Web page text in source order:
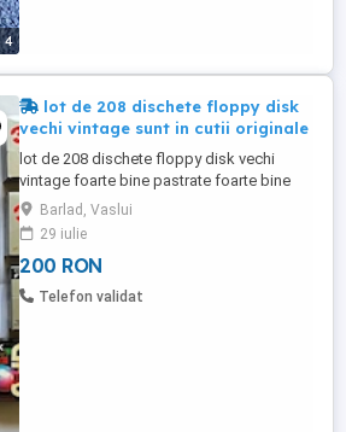
4
lot de 208 dischete floppy disk
vechi vintage sunt in cutii originale
lot de 208 dischete floppy disk vechi
vintage foarte bine pastrate foarte bine
intretinute in stare foarte buna sunt in cutii
de dischete floppy disk originale am
vazut marci ale cutiilor dar si ale
dischetelor verbatim imitation 3m tdk le
vand doar impreuna la un pret total final
Barlad, Vaslui
29 iulie
200 RON
Telefon validat